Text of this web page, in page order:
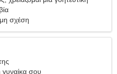
σχέση
γυναίκα σου